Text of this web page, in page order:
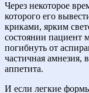
Через некоторое
которого его
криками, ярким
состоянии пациент
погибнуть от
частичная амнезия,
аппетита.
И если легкие